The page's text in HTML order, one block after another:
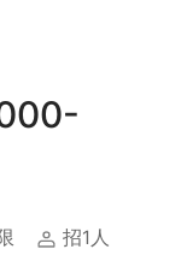
招1人